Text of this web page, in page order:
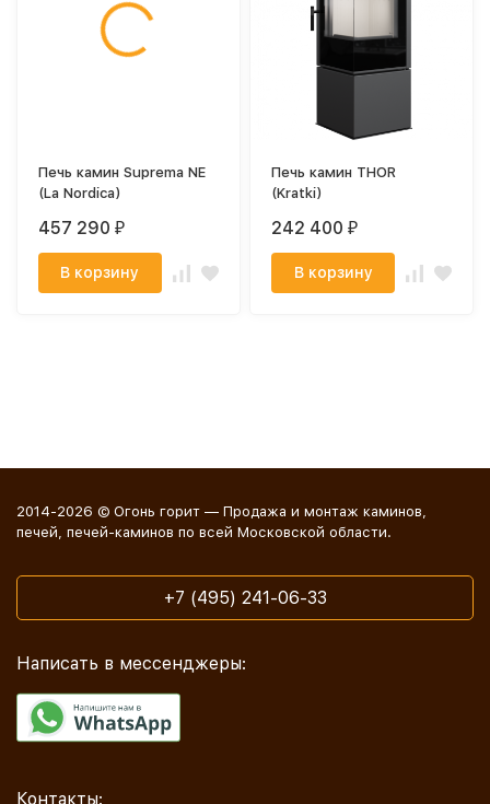
Печь камин Suprema NE
(La Nordica)
457 290₽
В корзину
Печь камин THOR
(Kratki)
242 400₽
В корзину
2014-2026 © Огонь горит — Продажа и монтаж каминов,
печей, печей-каминов по всей Московской области.
+7 (495) 241-06-33
Написать в мессенджеры:
Контакты: